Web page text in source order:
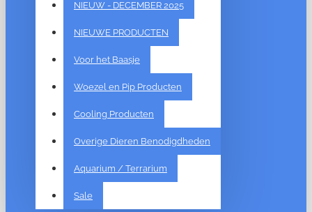
NIEUW - DECEMBER 2025
NIEUWE PRODUCTEN
Voor het Baasje
Woezel en Pip Producten
Cooling Producten
Overige Dieren Benodigdheden
Aquarium / Terrarium
Sale